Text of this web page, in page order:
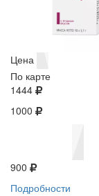
Цена
По карте
1444
1000
900
Подробности